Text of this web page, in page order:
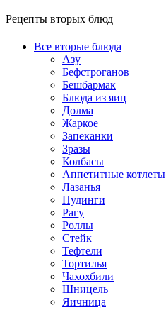
Рецепты вторых блюд
Все вторые блюда
Азу
Бефстроганов
Бешбармак
Блюда из яиц
Долма
Жаркое
Запеканки
Зразы
Колбасы
Аппетитные котлеты
Лазанья
Пудинги
Рагу
Роллы
Стейк
Тефтели
Тортилья
Чахохбили
Шницель
Яичница